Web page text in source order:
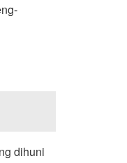
dihuni